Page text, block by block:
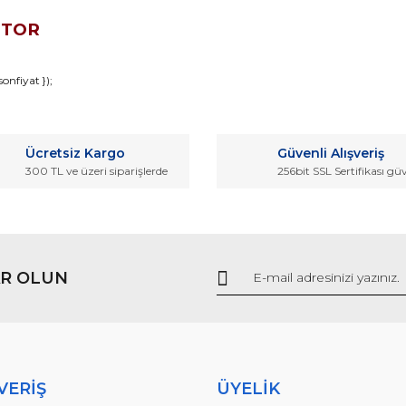
ve diğer konularda yetersiz gördüğünüz noktaları öneri formunu
});
Ücretsiz Kargo
300 TL ve üzeri siparişlerde
Güvenli Alışveriş
256bit SSL Sertifikası
OLUN
ÜYELİK